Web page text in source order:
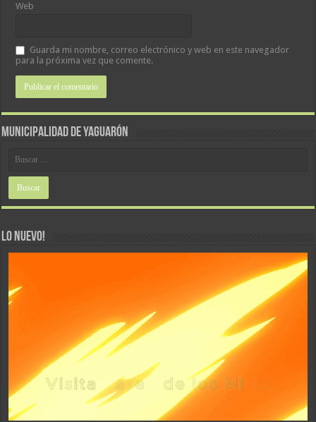
Web
Guarda mi nombre, correo electrónico y web en este navegador
para la próxima vez que comente.
MUNICIPALIDAD DE YAGUARÓN
LO NUEVO!